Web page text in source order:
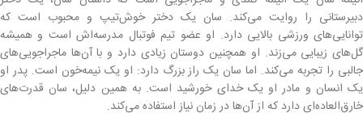
دبیرستانی را روایت می‌کند. سان یک دختر خوش‌تیپ و محبوب است که
توانایی‌های ورزشی بالایی دارد. او عضو تیم فوتبال مدرسه‌اش است و همیشه
گل‌های زیبایی می‌زند. او همچنین دوستان زیادی دارد و با آن‌ها ماجراجویی‌های
جالبی را تجربه می‌کند. اما سان یک راز بزرگ دارد: او یک نیمه‌خون است. پدر او
یک انسان و مادر او یک خدای خورشید است. به همین دلیل، سان قدرت‌های
خارق‌العاده‌ای دارد که از آن‌ها در زمان نیاز استفاده می‌کند.